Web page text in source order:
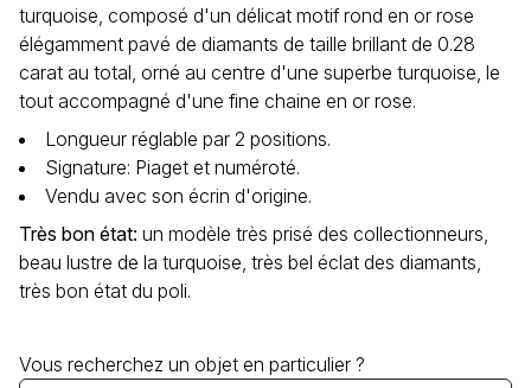
turquoise, composé d'un délicat motif rond en or rose
élégamment pavé de diamants de taille brillant de 0.28
carat au total, orné au centre d'une superbe turquoise, le
tout accompagné d'une fine chaine en or rose.
Longueur réglable par 2 positions.
Signature: Piaget et numéroté.
Vendu avec son écrin d'origine.
Très bon état: un modèle très prisé des collectionneurs,
beau lustre de la turquoise, très bel éclat des diamants,
très bon état du poli.
Vous recherchez un objet en particulier ?